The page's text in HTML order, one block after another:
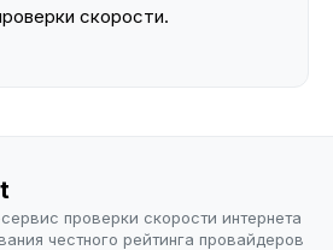
скорости.
проверки скорости интернета
честного рейтинга провайдеров